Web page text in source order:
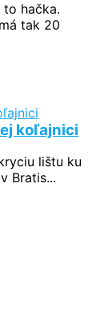
hačka.
tak 20
koľajnici
lištu ku
Bratis...